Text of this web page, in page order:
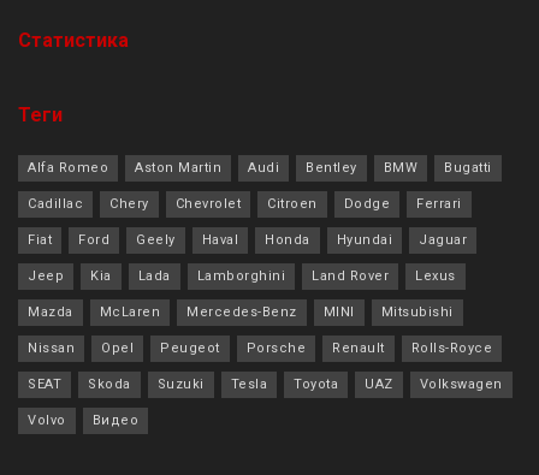
Cтатистика
Теги
Alfa Romeo Aston Martin Audi Bentley BMW Bugatti
Cadillac Chery Chevrolet Citroen Dodge Ferrari
Fiat Ford Geely Haval Honda Hyundai Jaguar
Jeep Kia Lada Lamborghini Land Rover Lexus
Mazda McLaren Mercedes-Benz MINI Mitsubishi
Nissan Opel Peugeot Porsche Renault Rolls-Royce
SEAT Skoda Suzuki Tesla Toyota UAZ Volkswagen
Volvo Видео